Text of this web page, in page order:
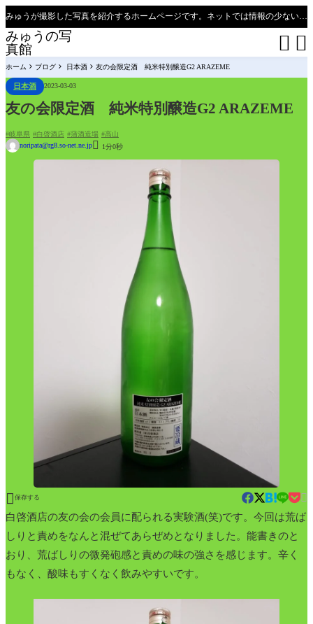
みゅうが撮影した写真を紹介するホームページです。ネットでは情報の少ない、新潟県、魚沼只見線の撮影ポイントの紹介があります（必見）。
みゅうの写
真館
 
ホーム ブログ 日本酒 友の会限定酒 純米特別醸造G2 ARAZEME
日本酒 2023-03-03
友の会限定酒 純米特別醸造G2 ARAZEME
岐阜県 白啓酒店 蒲酒造場
高山
noripata@rg8.so-net.ne.jp 1分0秒
 保存する 
白啓酒店の友の会の会員に配られる実験酒(笑)です。今回は荒ば
しりと責めをなんと混ぜてあらぜめとなりました。能書きのと
おり、荒ばしりの微発砲感と責めの味の強さを感じます。辛く
もなく、酸味もすくなく飲みやすいです。